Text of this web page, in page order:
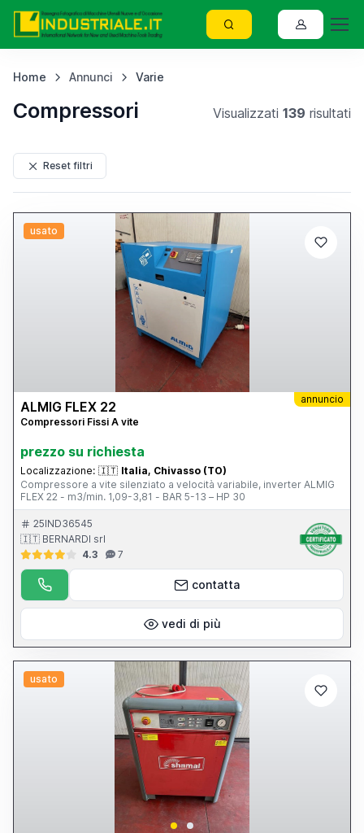
Home Annunci Varie
Compressori Visualizzati 139 risultati
Reset filtri
usato
annuncio
ALMIG FLEX 22
Compressori Fissi A vite
prezzo su richiesta
Localizzazione: 🇮🇹 Italia, Chivasso (TO)
Compressore a vite silenziato a velocità variabile, inverter ALMIG
FLEX 22 - m3/min. 1,09-3,81 - BAR 5-13 – HP 30
25IND36545
🇮🇹 BERNARDI srl
4.3
7
contatta
vedi di più
usato